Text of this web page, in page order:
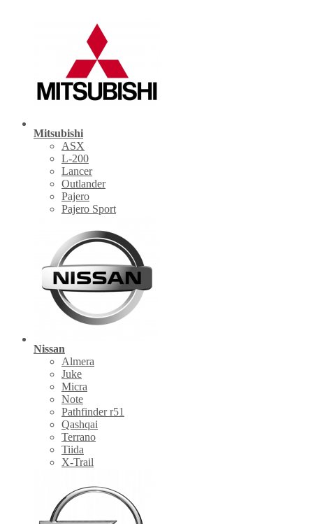
Mitsubishi
ASX
L-200
Lancer
Outlander
Pajero
Pajero Sport
Nissan
Almera
Juke
Micra
Note
Pathfinder r51
Qashqai
Terrano
Tiida
X-Trail